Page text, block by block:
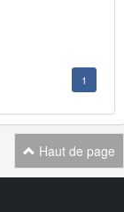
1
Haut de page